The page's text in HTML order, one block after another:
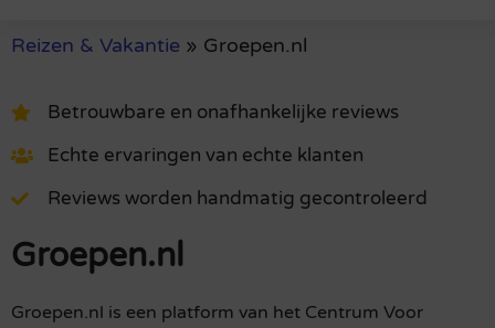
Reizen & Vakantie » Groepen.nl
Betrouwbare en onafhankelijke reviews
Echte ervaringen van echte klanten
Reviews worden handmatig gecontroleerd
Groepen.nl
Groepen.nl is een platform van het Centrum Voor